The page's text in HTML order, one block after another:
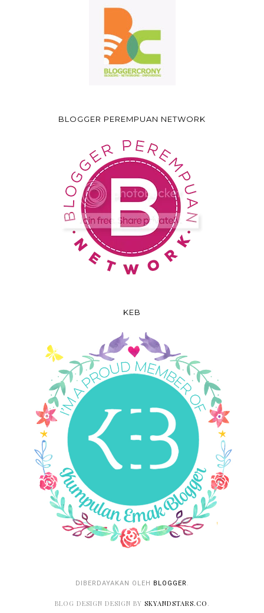
BLOGGER PEREMPUAN NETWORK
KEB
DIBERDAYAKAN OLEH BLOGGER.
BLOG DESIGN DESIGN BY SKYANDSTARS.CO .